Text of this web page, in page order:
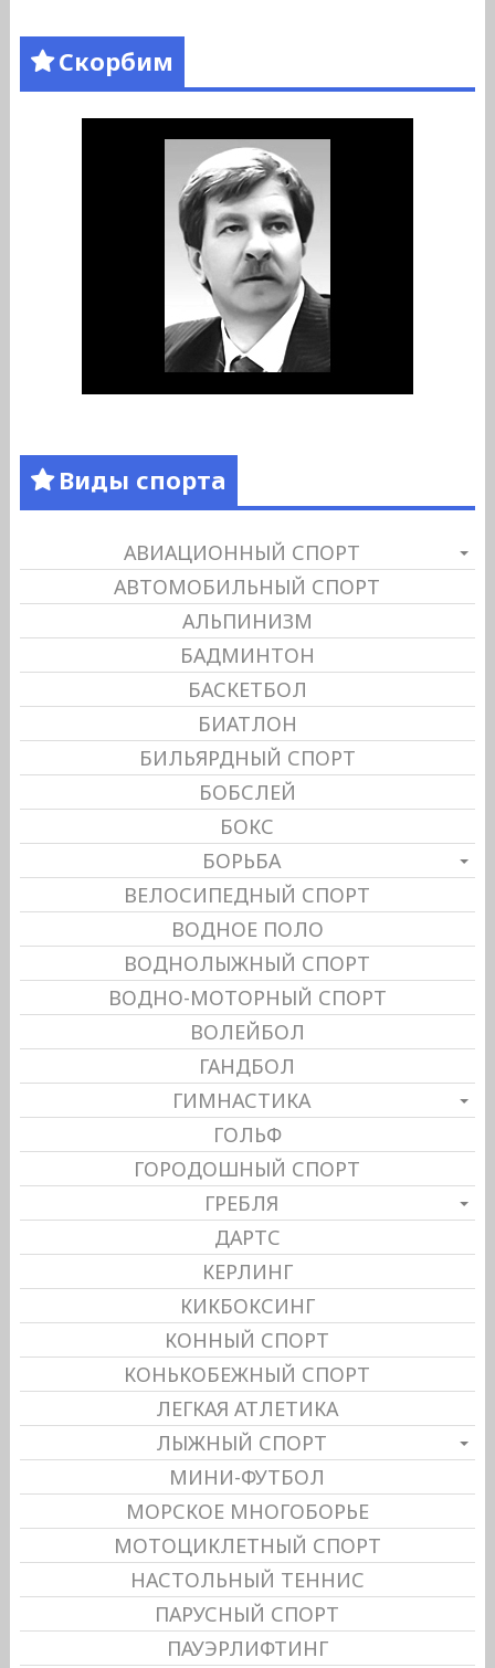
Скорбим
Виды спорта
АВИАЦИОННЫЙ СПОРТ
АВТОМОБИЛЬНЫЙ СПОРТ
АЛЬПИНИЗМ
БАДМИНТОН
БАСКЕТБОЛ
БИАТЛОН
БИЛЬЯРДНЫЙ СПОРТ
БОБСЛЕЙ
БОКС
БОРЬБА
ВЕЛОСИПЕДНЫЙ СПОРТ
ВОДНОЕ ПОЛО
ВОДНОЛЫЖНЫЙ СПОРТ
ВОДНО-МОТОРНЫЙ СПОРТ
ВОЛЕЙБОЛ
ГАНДБОЛ
ГИМНАСТИКА
ГОЛЬФ
ГОРОДОШНЫЙ СПОРТ
ГРЕБЛЯ
ДАРТС
КЕРЛИНГ
КИКБОКСИНГ
КОННЫЙ СПОРТ
КОНЬКОБЕЖНЫЙ СПОРТ
ЛЕГКАЯ АТЛЕТИКА
ЛЫЖНЫЙ СПОРТ
МИНИ-ФУТБОЛ
МОРСКОЕ МНОГОБОРЬЕ
МОТОЦИКЛЕТНЫЙ СПОРТ
НАСТОЛЬНЫЙ ТЕННИС
ПАРУСНЫЙ СПОРТ
ПАУЭРЛИФТИНГ